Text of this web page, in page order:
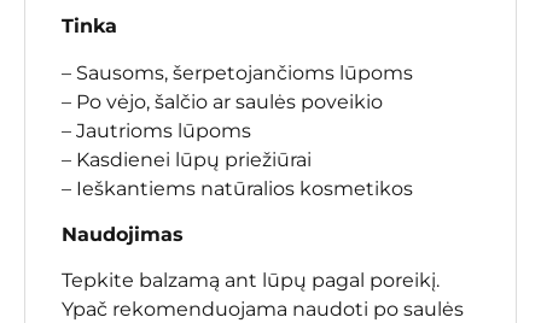
Tinka
– Sausoms, šerpetojančioms lūpoms
– Po vėjo, šalčio ar saulės poveikio
– Jautrioms lūpoms
– Kasdienei lūpų priežiūrai
– Ieškantiems natūralios kosmetikos
Naudojimas
Tepkite balzamą ant lūpų pagal poreikį.
Ypač rekomenduojama naudoti po saulės